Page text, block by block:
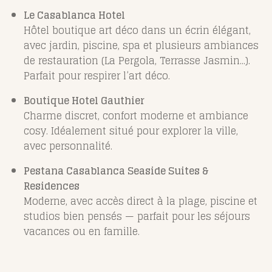
Le Casablanca Hotel
Hôtel boutique art déco dans un écrin élégant,
avec jardin, piscine, spa et plusieurs ambiances
de restauration (La Pergola, Terrasse Jasmin...).
Parfait pour respirer l’art déco.
Boutique Hotel Gauthier
Charme discret, confort moderne et ambiance
cosy. Idéalement situé pour explorer la ville,
avec personnalité.
Pestana Casablanca Seaside Suites &
Residences
Moderne, avec accès direct à la plage, piscine et
studios bien pensés — parfait pour les séjours
vacances ou en famille.